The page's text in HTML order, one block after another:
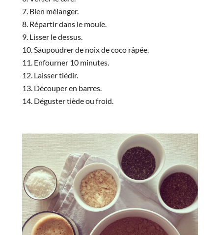
Bien mélanger.
Répartir dans le moule.
Lisser le dessus.
Saupoudrer de noix de coco râpée.
Enfourner 10 minutes.
Laisser tiédir.
Découper en barres.
Déguster tiède ou froid.